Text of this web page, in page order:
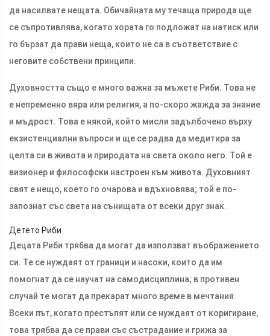
да насилвате нещата. Обичайната му течаща природа ще
се съпротивлява, когато хората го подложат на натиск или
го бързат да прави неща, които не са в съответствие с
неговите собствени принципи.
Духовността също е много важна за мъжете Риби. Това не
е непременно вяра или религия, а по-скоро жажда за знание
и мъдрост. Това е някой, който мисли задълбочено върху
екзистенциални въпроси и ще се радва да медитира за
целта си в живота и природата на света около него. Той е
визионер и философски настроен към живота. Духовният
свят е нещо, което го очарова и вдъхновява; той е по-
запознат със света на сънищата от всеки друг знак.
Детето Риби
Децата Риби трябва да могат да използват въображението
си. Те се нуждаят от граници и насоки, които да им
помогнат да се научат на самодисциплина; в противен
случай те могат да прекарат много време в мечтания.
Всеки път, когато престъпят или се нуждаят от коригиране,
това трябва да се прави със състрадание и грижа за